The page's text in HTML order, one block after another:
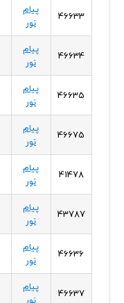
46633
پیام
نور
46634
پیام
نور
46635
پیام
نور
46675
پیام
نور
41478
پیام
نور
43787
پیام
نور
46636
پیام
نور
46637
پیام